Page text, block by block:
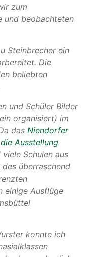
zum
und beobachteten
Steinbrecher ein
Die
beliebten
und Schüler Bilder
organisiert) im
dasNiendorfer
Ausstellung
Schulen aus
überraschend
einige Ausflüge
konnte ich